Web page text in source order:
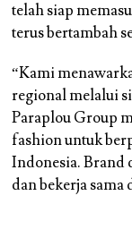
telah siap
terus bertambah
“Kami
regional melalui
Paraplou Group
fashion untuk
Indonesia. Brand
dan bekerja sama